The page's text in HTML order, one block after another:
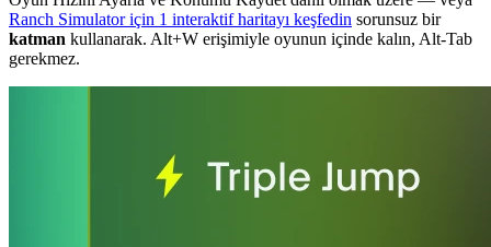
Ranch Simulator için 1 interaktif haritayı keşfedin sorunsuz bir
katman kullanarak. Alt+W erişimiyle oyunun içinde kalın, Alt-Tab
gerekmez.